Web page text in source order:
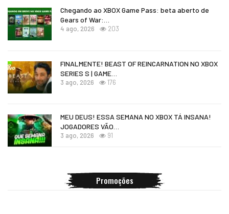
Chegando ao XBOX Game Pass: beta aberto de
Gears of War:…
4 ago, 2026 203
FINALMENTE! BEAST OF REINCARNATION NO XBOX
SERIES S | GAME…
3 ago, 2026 176
MEU DEUS! ESSA SEMANA NO XBOX TÁ INSANA!
JOGADORES VÃO…
3 ago, 2026 91
Promoções